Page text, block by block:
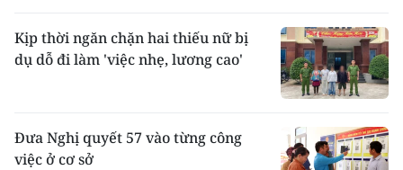
Kịp thời ngăn chặn hai thiếu nữ bị
dụ dỗ đi làm 'việc nhẹ, lương cao'
Đưa Nghị quyết 57 vào từng công
việc ở cơ sở